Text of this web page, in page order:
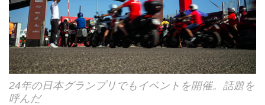
24年の日本グランプリでもイベントを開催。話題を
呼んだ